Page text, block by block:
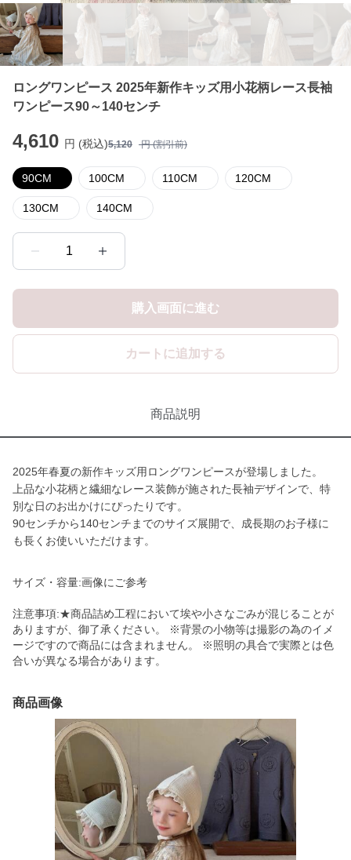
ロングワンピース 2025年新作キッズ用小花柄レース長袖
ワンピース90～140センチ
4,610 円 (税込)5,120 円 (割引前)
90CM 100CM 110CM 120CM
130CM 140CM
1
購入画面に進む
カートに追加する
商品説明
2025年春夏の新作キッズ用ロングワンピースが登場しました。
上品な小花柄と繊細なレース装飾が施された長袖デザインで、特
別な日のお出かけにぴったりです。
90センチから140センチまでのサイズ展開で、成長期のお子様に
も長くお使いいただけます。
サイズ・容量:画像にご参考
注意事項:★商品詰め工程において埃や小さなごみが混じることが
ありますが、御了承ください。 ※背景の小物等は撮影の為のイメ
ージですので商品には含まれません。 ※照明の具合で実際とは色
合いが異なる場合があります。
商品画像